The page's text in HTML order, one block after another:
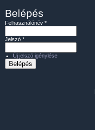
Belépés
Felhasználónév *
Jelszó *
Új jelszó igénylése